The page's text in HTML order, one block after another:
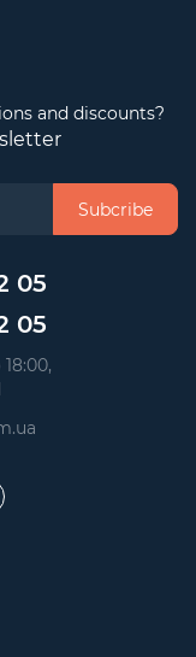
and discounts?
Subcribe
05
05